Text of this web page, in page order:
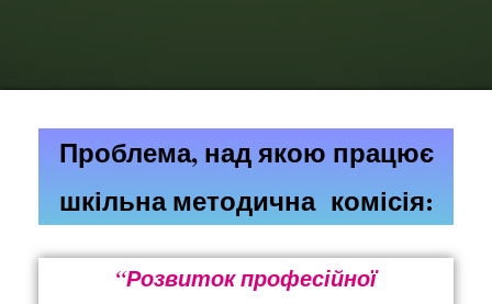
Проблема, над якою працює
шкільна методична комісія:
“Розвиток професійної